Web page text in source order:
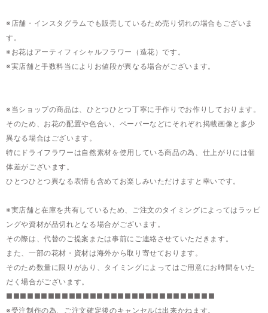
※店舗・インスタグラムでも販売しているため売り切れの場合もございま
す。
※お花はアーティフィシャルフラワー（造花）です。
※実店舗と手数料当によりお値段が異なる場合がございます。
※当ショップの商品は、ひとつひとつ丁寧に手作りでお作りしております。
そのため、お花の配置や色合い、ペーパーなどにそれぞれ掲載画像と多少
異なる場合はございます。
特にドライフラワーは自然素材を使用している商品の為、仕上がりには個
体差がございます。
ひとつひとつ異なる表情も含めてお楽しみいただけますと幸いです。
※実店舗と在庫を共有しているため、ご注文のタイミングによってはラッピ
ングや資材が品切れとなる場合がございます。
その際は、代替のご提案または事前にご連絡させていただきます。
また、一部の花材・資材は海外から取り寄せております。
そのため数量に限りがあり、タイミングによってはご用意にお時間をいた
だく場合がございます。
■■■■■■■■■■■■■■■■■■■■■■■■■■■■■■
※受注制作の為、ご注文確定後のキャンセルは出来かねます。